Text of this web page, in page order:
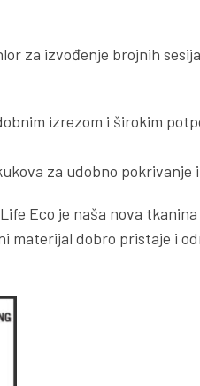
za izvođenje brojnih
izrezom i širokim
za udobno pokrivanje
Eco je naša nova
materijal dobro pristaje i